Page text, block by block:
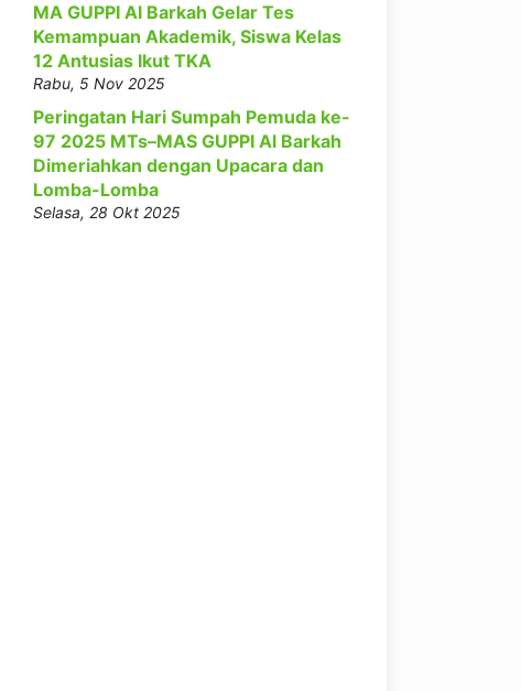
MA GUPPI Al Barkah Gelar Tes
Kemampuan Akademik, Siswa Kelas
12 Antusias Ikut TKA
Rabu, 5 Nov 2025
Peringatan Hari Sumpah Pemuda ke-
97 2025 MTs–MAS GUPPI Al Barkah
Dimeriahkan dengan Upacara dan
Lomba-Lomba
Selasa, 28 Okt 2025